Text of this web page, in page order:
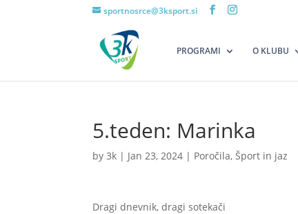
sportnosrce@3ksport.si
PROGRAMI O KLUBU
5.teden: Marinka
by3k | Jan 23, 2024 | Poročila,Šport in jaz
Dragi dnevnik, dragi sotekači